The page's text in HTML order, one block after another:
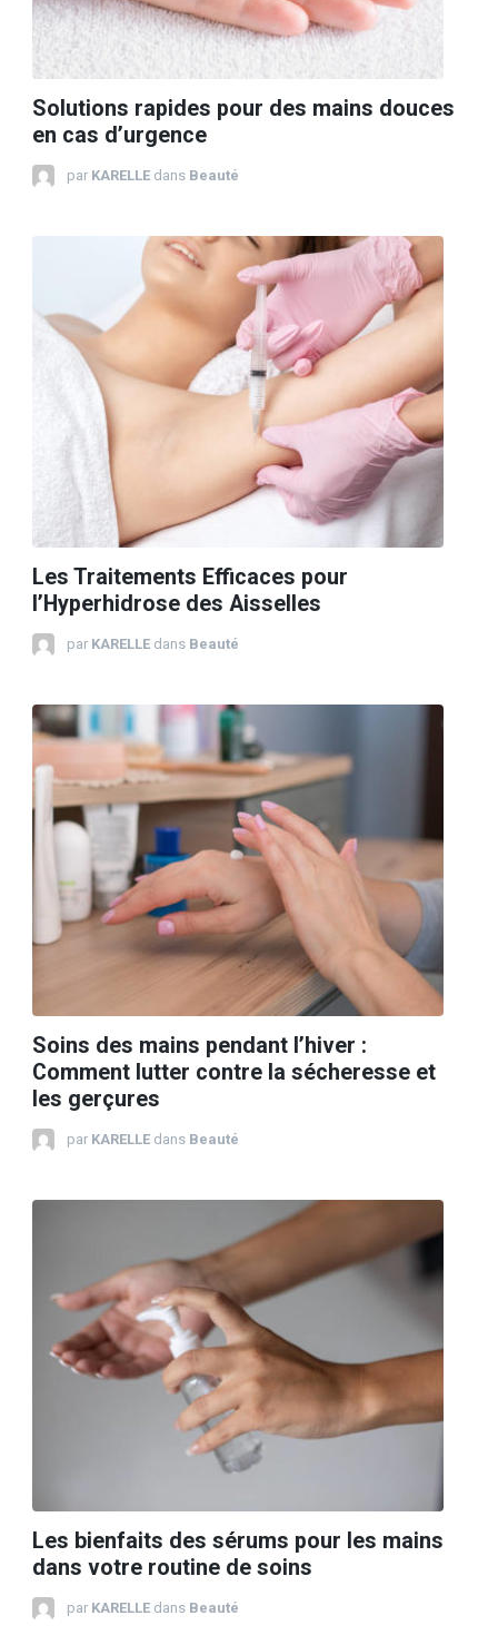
Solutions rapides pour des mains douces
en cas d’urgence
par KARELLE dans Beauté
Les Traitements Efficaces pour
l’Hyperhidrose des Aisselles
par KARELLE dans Beauté
Soins des mains pendant l’hiver :
Comment lutter contre la sécheresse et
les gerçures
par KARELLE dans Beauté
Les bienfaits des sérums pour les mains
dans votre routine de soins
par KARELLE dans Beauté